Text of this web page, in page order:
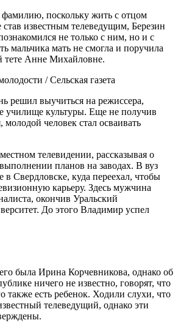
поскольку жить с отцом
став известным телеведущим, Березин
не только с ним, но и с
мальчика мать не смогла и поручила
тете Анне Михайловне.
/ Сельская газета
решил выучиться на режиссера,
училище культуры. Еще не получив
человек стал осваивать
телевидении, рассказывая о
планов на заводах. В вуз
в Свердловске, куда переехал, чтобы
карьеру. Здесь мужчина
окончив Уральский
До этого Владимир успел
была Ирина Корчевникова, однако об
ничего не известно, говорят, что
также есть ребенок. Ходили слухи, что
телеведущий, однако эти